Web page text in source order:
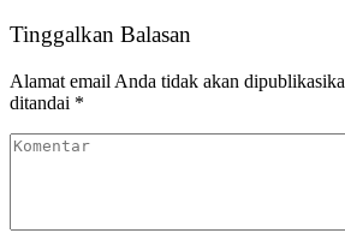
Tinggalkan Balasan
Alamat email Anda tidak akan
ditandai *